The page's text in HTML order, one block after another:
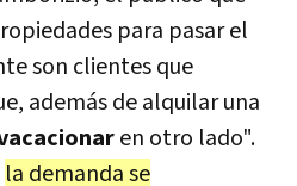
para pasar el
son clientes que
además de alquilar una
en otro lado".
la demanda se